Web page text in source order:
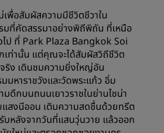
พื่อสัมผัสความมีชีวิตชีวาใน
มที่คัดสรรมาอย่างพิถีพิถัน ที่เหนือ
ไป ที่ Park Plaza Bangkok Soi
เท่านั้น แต่คุณจะได้สัมผัสวิถีชีวิต
ริง เดินชมความยิ่งใหญ่อัน
มหาราชวังและวัดพระแก้ว อิ่ม
ดึกบนถนนเยาวราชในย่านไชน่า
แสงนีออน เติมความสดชื่นด้วยทรีต
บหลังจากวันที่แสนวุ่นวาย แล้วออก